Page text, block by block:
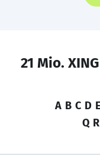
21 Mio.
A B C D E
Q R